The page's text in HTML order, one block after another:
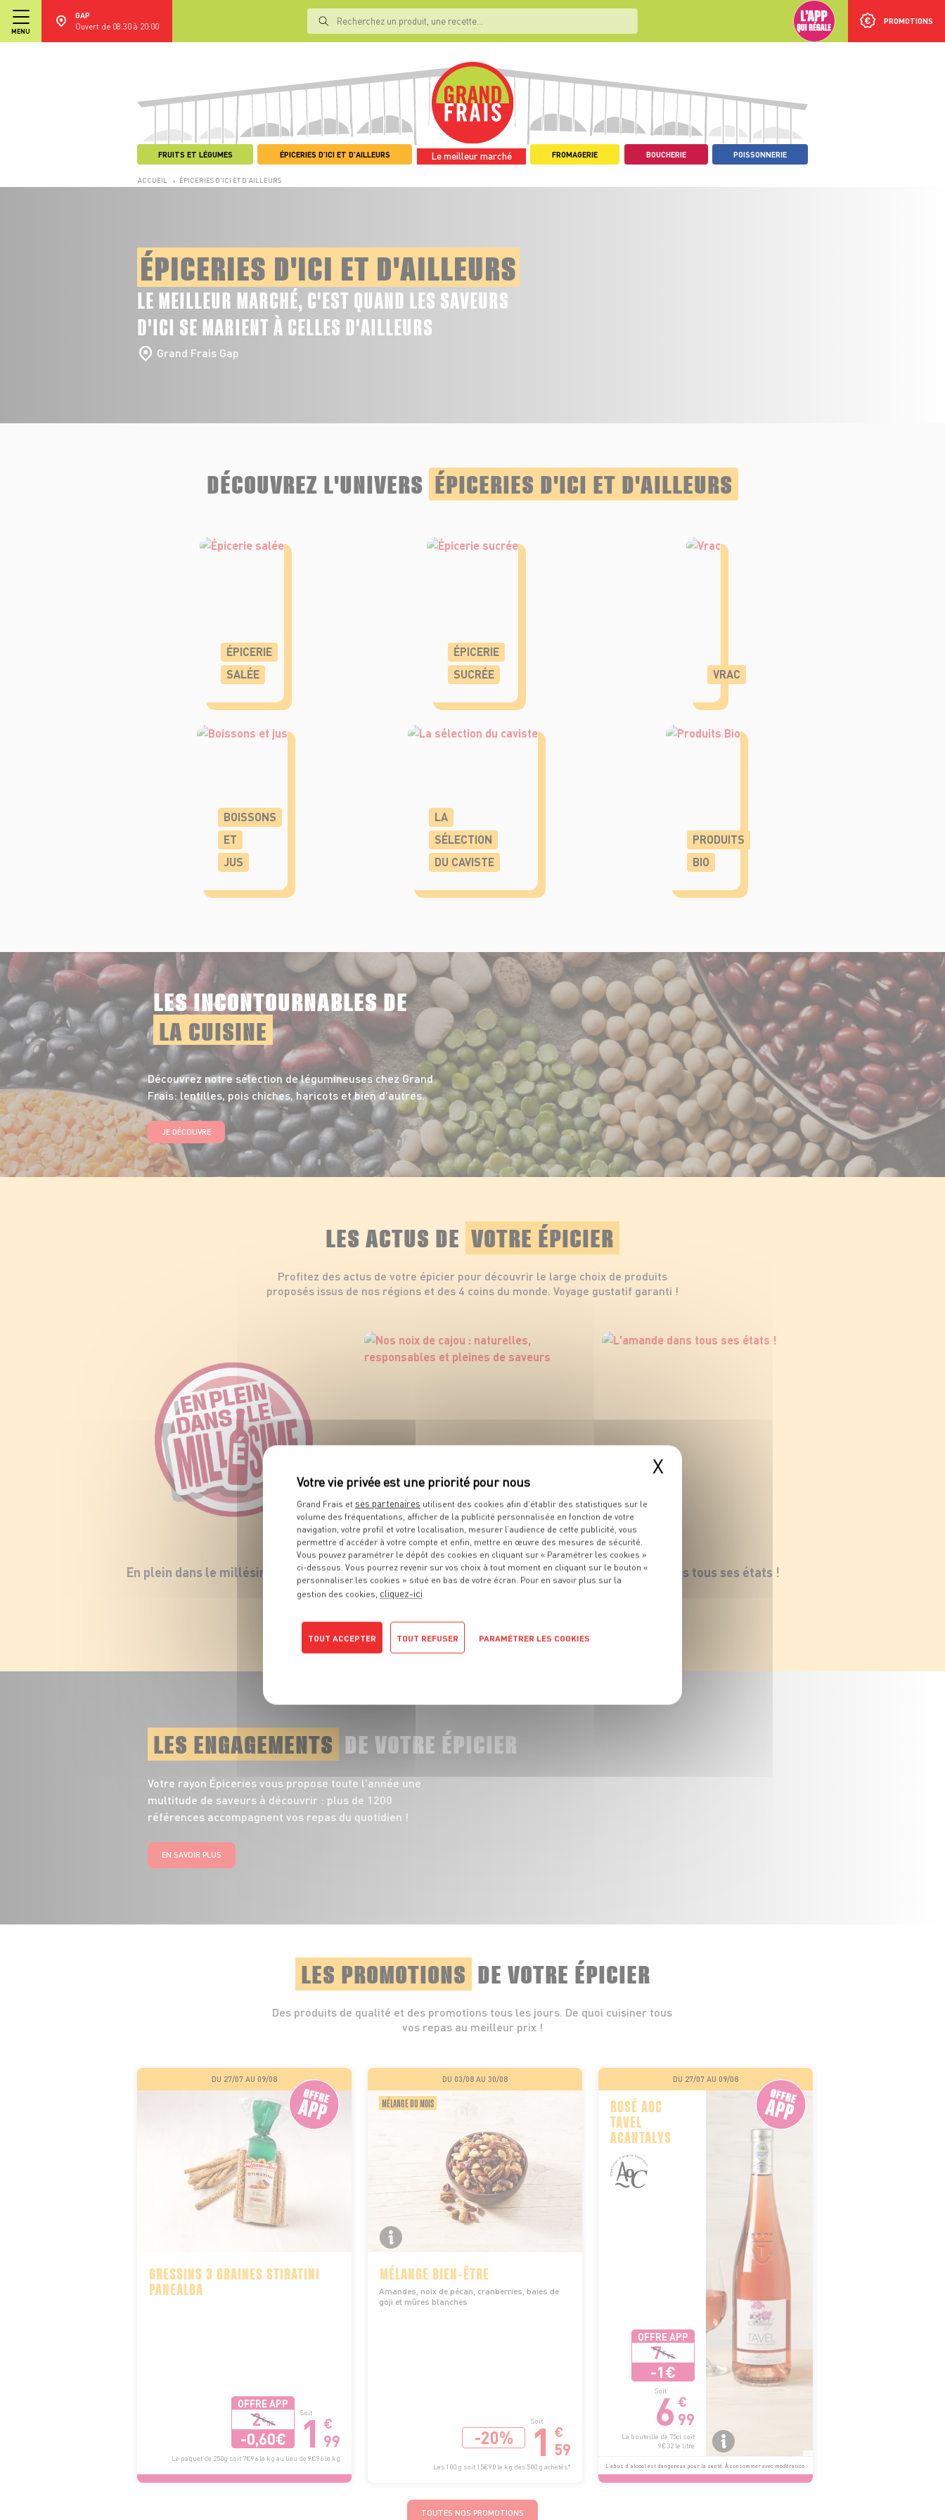
MENU
GAP
Ouvert de 08:30 à 20:00
PROMOTIONS
FRUITS ET LÉGUMES ÉPICERIES D'ICI ET D'AILLEURS Le meilleur marché FROMAGERIE BOUCHERIE POISSONNERIE
ACCUEIL > ÉPICERIES D'ICI ET D'AILLEURS
ÉPICERIES D'ICI ET D'AILLEURS
LE MEILLEUR MARCHÉ, C'EST QUAND LES SAVEURS
D'ICI SE MARIENT À CELLES D'AILLEURS
Grand Frais Gap
DÉCOUVREZ L'UNIVERS ÉPICERIES D'ICI ET D'AILLEURS
ÉPICERIE
SALÉE
ÉPICERIE
SUCRÉE
VRAC
BOISSONS
ET
JUS
LA
SÉLECTION
DU CAVISTE
PRODUITS
BIO
LES INCONTOURNABLES DE
LA CUISINE
Découvrez notre sélection de légumineuses chez Grand
Frais: lentilles, pois chiches, haricots et bien d'autres.
JE DÉCOUVRE
LES ACTUS DE VOTRE ÉPICIER
Profitez des actus de votre épicier pour découvrir le large choix de produits
proposés issus de nos régions et des 4 coins du monde. Voyage gustatif garanti !
En plein dans le millésime !
Nos noix de cajou : naturelles,
responsables et pleines de saveurs
L'amande dans tous ses états !
TOUT VOIR
LES ENGAGEMENTS DE VOTRE ÉPICIER
Votre rayon Épiceries vous propose toute l'année une
multitude de saveurs à découvrir : plus de 1200
références accompagnent vos repas du quotidien !
EN SAVOIR PLUS
LES PROMOTIONS DE VOTRE ÉPICIER
Des produits de qualité et des promotions tous les jours. De quoi cuisiner tous
vos repas au meilleur prix !
DU 27/07 AU 09/08
GRESSINS 3 GRAINES STIRATINI
PANEALBA
OFFRE APP
2€59
-0,60€
Soit
1 €
99
Le paquet de 250g soit 7€96 le kg au lieu de 9€96 le kg
DU 03/08 AU 30/08
MÉLANGE DU MOIS
MÉLANGE BIEN-ÊTRE
Amandes, noix de pécan, cranberries, baies de
goji et mûres blanches
-20%
Soit
1 €
59
Les 100 g soit 15€90 le kg dès 500 g achetés*
DU 27/07 AU 09/08
ROSÉ AOC
TAVEL
ACANTALYS
OFFRE APP
7€99
-1€
Soit
6 €
99
La bouteille de 75cl soit
9€32 le litre
L’abus d’alcool est dangereux pour la santé. À consommer avec modération.
TOUTES NOS PROMOTIONS
X
Grand Frais et ses partenaires utilisent des cookies afin d’établir des statistiques sur le
volume des fréquentations, afficher de la publicité personnalisée en fonction de votre
navigation, votre profil et votre localisation, mesurer l’audience de cette publicité, vous
permettre d’accéder à votre compte et enfin, mettre en œuvre des mesures de sécurité.
Vous pouvez paramétrer le dépôt des cookies en cliquant sur « Paramétrer les cookies »
ci-dessous. Vous pourrez revenir sur vos choix à tout moment en cliquant sur le bouton «
personnaliser les cookies » situé en bas de votre écran. Pour en savoir plus sur la
gestion des cookies, cliquez-ici
TOUT ACCEPTER TOUT REFUSER PARAMÉTRER LES COOKIES